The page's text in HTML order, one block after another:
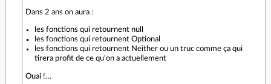
Dans 2 ans on aura :
les fonctions qui retournent null
les fonctions qui retournent Optional
les fonctions qui retournent Neither ou un truc comme ça qui
tirera profit de ce qu'on a actuellement
Ouai !…